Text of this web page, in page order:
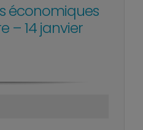
économiques
– 14 janvier